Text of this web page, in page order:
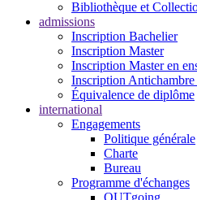
Bibliothèque et
admissions
Inscription Bachelier
Inscription Master
Inscription Master en
Inscription
Équivalence de diplôme
international
Engagements
Politique générale
Charte
Bureau
Programme d'échanges
OUTgoing